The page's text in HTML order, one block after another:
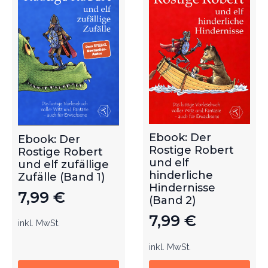
Ebook: Der
Rostige Robert
und elf zufällige
Zufälle (Band 1)
7,99 €
inkl. MwSt.
Ebook: Der
Rostige Robert
und elf
hinderliche
Hindernisse
(Band 2)
7,99 €
inkl. MwSt.